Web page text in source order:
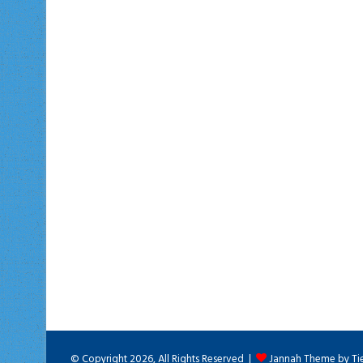
© Copyright 2026, All Rights Reserved | Jannah Theme by